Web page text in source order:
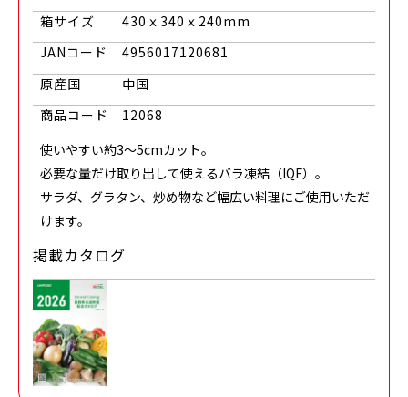
箱サイズ
430ｘ340ｘ240mm
JANコード
4956017120681
原産国
中国
商品コード
12068
使いやすい約3〜5cmカット。
必要な量だけ取り出して使えるバラ凍結（IQF）。
サラダ、グラタン、炒め物など幅広い料理にご使用いただ
けます。
掲載カタログ